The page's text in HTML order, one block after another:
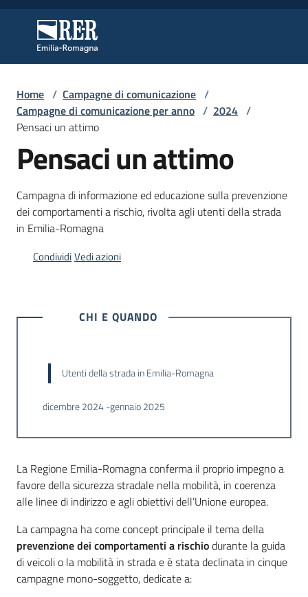
Regione Emilia-Romagna
Regione Emilia-Romagna
Regione
Novità
Servizi
Leggi
comunicazione
Menu selezionato
Seguici
su
Home / Campagne di comunicazione /
Campagne di comunicazione per anno / 2024 /
Pensaci un attimo
Pensaci un attimo
Campagna di informazione ed educazione sulla prevenzione
dei comportamenti a rischio, rivolta agli utenti della strada
in Emilia-Romagna
CondividiVedi azioni
CHI E QUANDO
Utenti della strada in Emilia-Romagna
dicembre 2024 -gennaio 2025
La Regione Emilia-Romagna conferma il proprio impegno a
favore della sicurezza stradale nella mobilità, in coerenza
alle linee di indirizzo e agli obiettivi dell’Unione europea.
La campagna ha come concept principale il tema della
prevenzione dei comportamenti a rischiodurante la guida
di veicoli o la mobilità in strada e è stata declinata in cinque
campagne mono-soggetto, dedicate a: